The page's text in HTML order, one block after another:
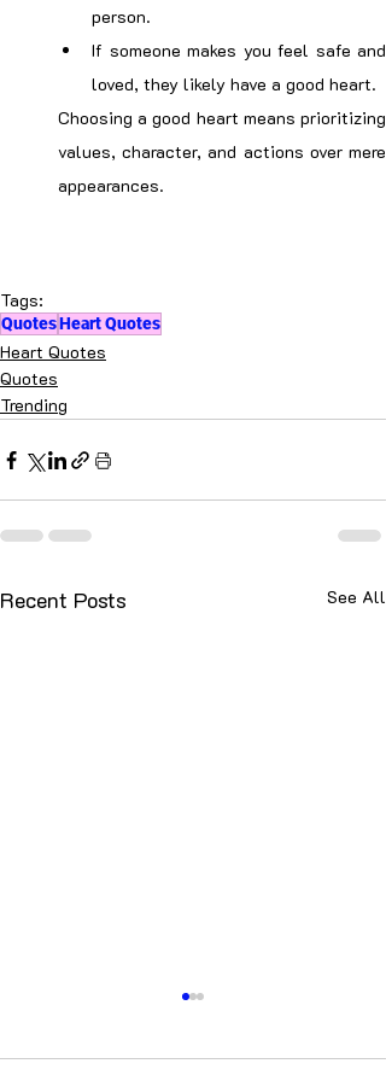
person.
If someone makes you feel safe and
loved, they likely have a good heart.
Choosing a good heart means prioritizing
values, character, and actions over mere
appearances.
Tags:
QuotesHeart Quotes
Heart Quotes
Quotes
Trending
Recent Posts See All